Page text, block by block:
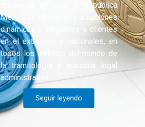
presencia en toda la República
Mexicana. Ofrecemos soluciones
dinámicas y eficientes a clientes
en el extranjero y nacionales, en
todos los ámbitos del mundo de
la tramitología y asesoría legal
administrativa.
Seguir leyendo